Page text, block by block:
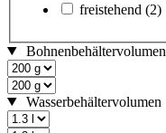
freistehend (2)
Bohnenbehältervolumen
Wasserbehältervolumen